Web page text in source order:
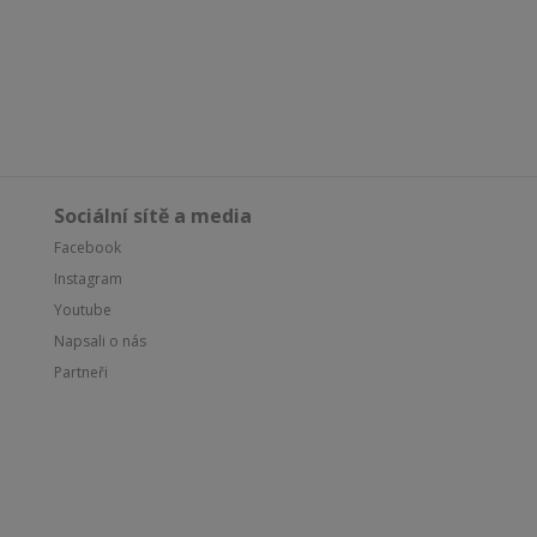
Sociální sítě a media
Facebook
Instagram
Youtube
Napsali o nás
Partneři